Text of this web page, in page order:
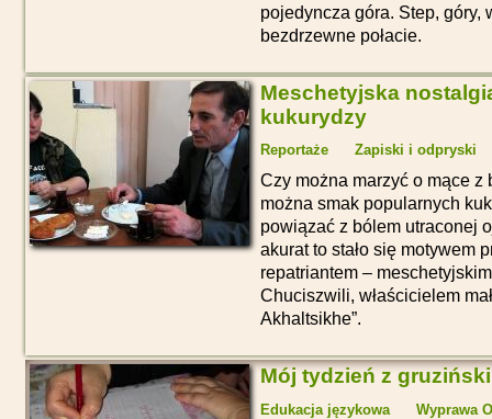
pojedyncza góra. Step,
bezdrzewne połacie.
Meschetyjska
kukurydzy
Reportaże Zapiski i odpryski
Czy można marzyć o mące z
można smak popularnych
powiązać z bólem utraconej
akurat to stało się motywem
repatriantem –
Chuciszwili, właścicielem
Akhaltsikhe”.
Mój tydzień z
Edukacja językowa Wyprawa